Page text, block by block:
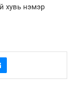
хувь нэмэр